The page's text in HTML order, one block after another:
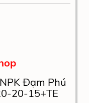
Đạm Phú
20-15+TE